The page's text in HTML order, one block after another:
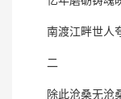
南渡江畔世人
二
除此沧桑无沧桑